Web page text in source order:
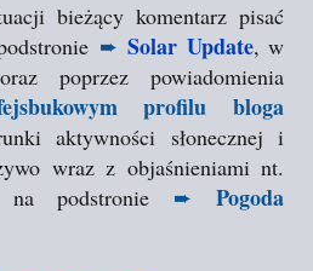
bieżący komentarz pisać
➨ Solar Update, w
poprzez powiadomienia
profilu bloga
aktywności słonecznej i
wraz z objaśnieniami nt.
na podstronie ➨
Pogoda